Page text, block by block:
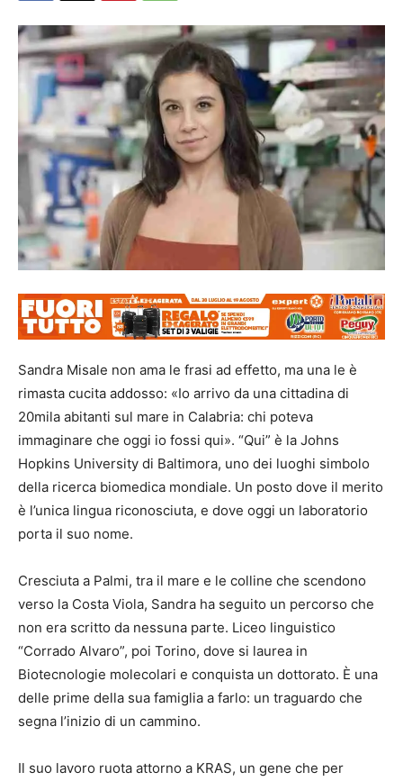
Sandra Misale non ama le frasi ad effetto, ma una le è
rimasta cucita addosso: «Io arrivo da una cittadina di
20mila abitanti sul mare in Calabria: chi poteva
immaginare che oggi io fossi qui». “Qui” è la Johns
Hopkins University di Baltimora, uno dei luoghi simbolo
della ricerca biomedica mondiale. Un posto dove il merito
è l’unica lingua riconosciuta, e dove oggi un laboratorio
porta il suo nome.
Cresciuta a Palmi, tra il mare e le colline che scendono
verso la Costa Viola, Sandra ha seguito un percorso che
non era scritto da nessuna parte. Liceo linguistico
“Corrado Alvaro”, poi Torino, dove si laurea in
Biotecnologie molecolari e conquista un dottorato. È una
delle prime della sua famiglia a farlo: un traguardo che
segna l’inizio di un cammino.
Il suo lavoro ruota attorno a KRAS, un gene che per